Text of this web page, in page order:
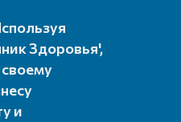
Здоровья',
и